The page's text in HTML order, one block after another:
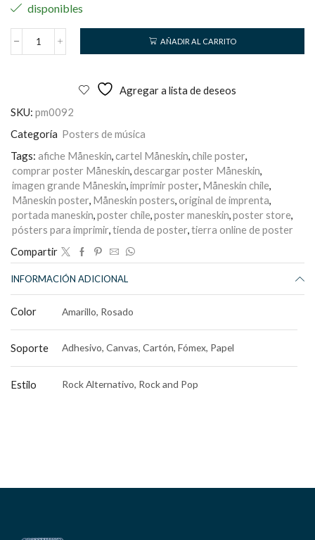
disponibles
Måneskin
AÑADIR AL CARRITO
Agregar a lista de deseos
SKU: pm0092
Categoría Posters de música
Tags: afiche Måneskin cartel Måneskin chile poster
comprar poster Måneskin descargar poster Måneskin
imagen grande Måneskin imprimir poster Måneskin chile
Måneskin poster Måneskin posters original de imprenta
portada maneskin poster chile poster maneskin poster store
pósters para imprimir tienda de poster tierra online de poster
Compartir
INFORMACIÓN ADICIONAL
Color Amarillo, Rosado
Soporte Adhesivo, Canvas, Cartón, Fómex, Papel
Estilo Rock Alternativo, Rock and Pop